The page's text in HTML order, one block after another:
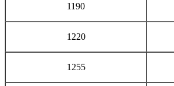
1190
1220
1255